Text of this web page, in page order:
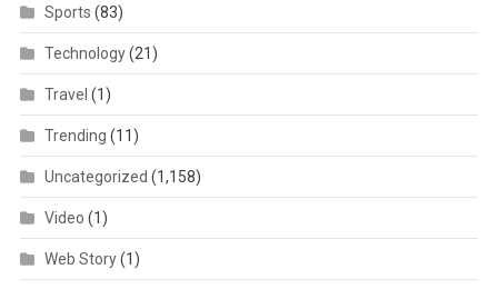
Sports (83)
Technology(21)
Travel (1)
Trending (11)
Uncategorized (1,158)
Video (1)
Web Story(1)